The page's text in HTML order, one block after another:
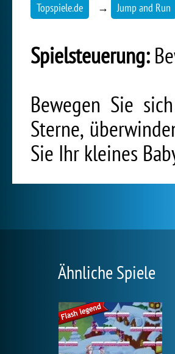
Topspiele.de → Jump and Run
Spielsteuerung:
Bewegen Sie
Sterne,
Sie Ihr kleines
Ähnliche Spiele